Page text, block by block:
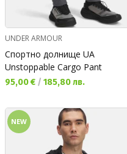
UNDER ARMOUR
Спортно долнище UA
Unstoppable Cargo Pant
Текуща цена:
95,00 € / 185,80 лв.
NEW